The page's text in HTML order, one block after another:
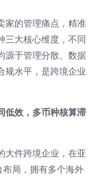
家的管理痛点，精准
三大核心维度，不同
源于管理分散、数据
规水平，是跨境企业
低效，多币种核算滞
大件跨境企业，在亚
局，拥有多个海外